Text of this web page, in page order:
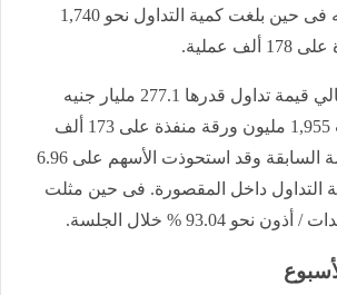
نحو 113 مليار جنيه فى حين بلغت كمية التداول نحو 1,740
عملية.
وذلك مقارنة بإجمالي قيمة تداول قدرها 277.1 مليار جنيه
وكمية تداول بلغت 1,955 مليون ورقة منفذة على 173 ألف
عملية خلال الجلسة السابقة وقد استحوذت الأسهم على 6.96
التداول داخل المقصورة. فى حين مثلت
93.04 % خلال الجلسة.